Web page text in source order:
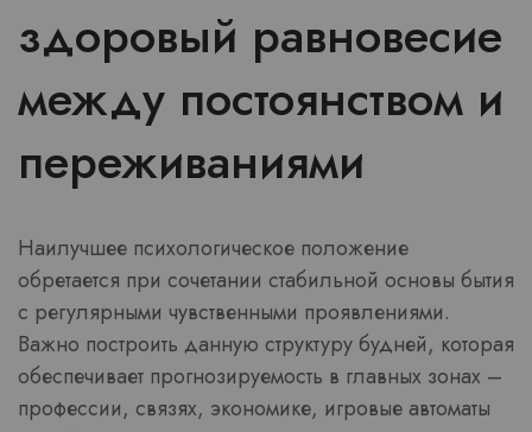
здоровый равновесие
между постоянством и
переживаниями
Наилучшее психологическое положение
обретается при сочетании стабильной основы бытия
с регулярными чувственными проявлениями.
Важно построить данную структуру будней, которая
обеспечивает прогнозируемость в главных зонах –
профессии, связях, экономике, игровые автоматы